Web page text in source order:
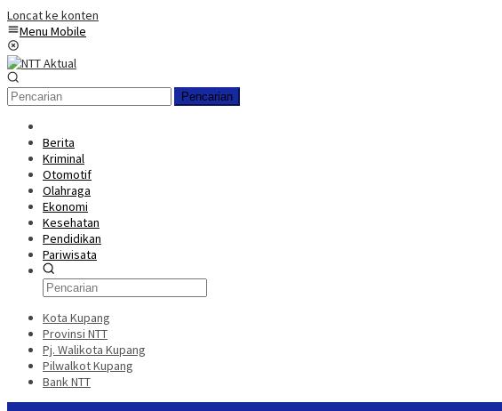
Loncat ke konten
Menu Mobile
Pencarian
Berita
Kriminal
Otomotif
Olahraga
Ekonomi
Kesehatan
Pendidikan
Pariwisata
Kota Kupang
Provinsi NTT
Pj. Walikota Kupang
Pilwalkot Kupang
Bank NTT